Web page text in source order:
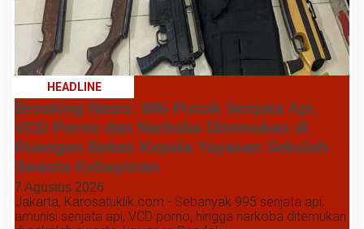
HEADLINE
Breaking News: 995 Pucuk Senjata Api,
VCD Porno dan Narkoba Ditemukan di
Ruangan Bekas Kepala Yayasan Sekolah
Swasta Kebayoran
7 Agustus 2026
Jakarta, Karosatuklik.com - Sebanyak 995 senjata api,
amunisi senjata api, VCD porno, hingga narkoba ditemukan